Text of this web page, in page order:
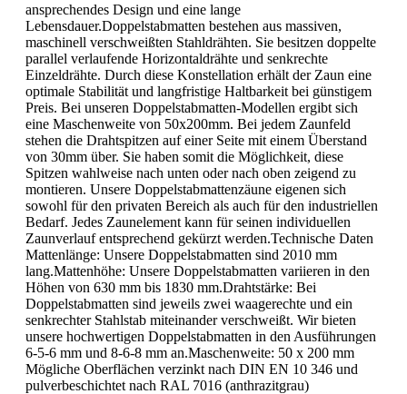
ansprechendes Design und eine lange
Lebensdauer.Doppelstabmatten bestehen aus massiven,
maschinell verschweißten Stahldrähten. Sie besitzen doppelte
parallel verlaufende Horizontaldrähte und senkrechte
Einzeldrähte. Durch diese Konstellation erhält der Zaun eine
optimale Stabilität und langfristige Haltbarkeit bei günstigem
Preis. Bei unseren Doppelstabmatten-Modellen ergibt sich
eine Maschenweite von 50x200mm. Bei jedem Zaunfeld
stehen die Drahtspitzen auf einer Seite mit einem Überstand
von 30mm über. Sie haben somit die Möglichkeit, diese
Spitzen wahlweise nach unten oder nach oben zeigend zu
montieren. Unsere Doppelstabmattenzäune eigenen sich
sowohl für den privaten Bereich als auch für den industriellen
Bedarf. Jedes Zaunelement kann für seinen individuellen
Zaunverlauf entsprechend gekürzt werden.Technische Daten
Mattenlänge: Unsere Doppelstabmatten sind 2010 mm
lang.Mattenhöhe: Unsere Doppelstabmatten variieren in den
Höhen von 630 mm bis 1830 mm.Drahtstärke: Bei
Doppelstabmatten sind jeweils zwei waagerechte und ein
senkrechter Stahlstab miteinander verschweißt. Wir bieten
unsere hochwertigen Doppelstabmatten in den Ausführungen
6-5-6 mm und 8-6-8 mm an.Maschenweite: 50 x 200 mm
Mögliche Oberflächen verzinkt nach DIN EN 10 346 und
pulverbeschichtet nach RAL 7016 (anthrazitgrau)